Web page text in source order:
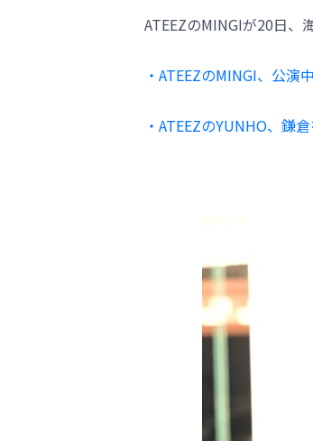
ATEEZのMINGIが20日、
・ATEEZのMINGI、公
・ATEEZのYUNHO、鎌